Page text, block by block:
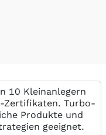
10 Kleinanlegern
Zertifikaten. Turbo-
Produkte und
geeignet.